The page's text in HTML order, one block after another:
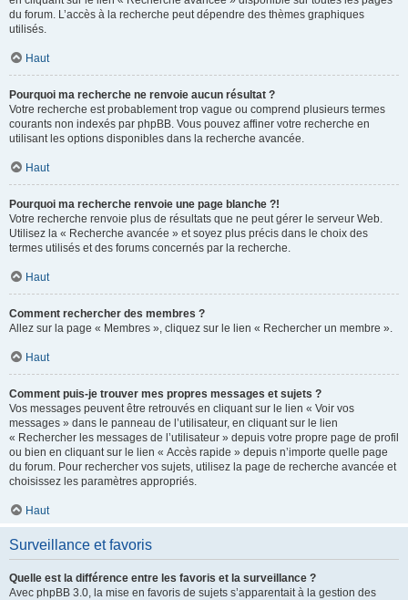
du forum. L’accès à la recherche peut dépendre des thèmes graphiques
utilisés.
Haut
Pourquoi ma recherche ne renvoie aucun résultat ?
Votre recherche est probablement trop vague ou comprend plusieurs termes
courants non indexés par phpBB. Vous pouvez affiner votre recherche en
utilisant les options disponibles dans la recherche avancée.
Haut
Pourquoi ma recherche renvoie une page blanche ?!
Votre recherche renvoie plus de résultats que ne peut gérer le serveur Web.
Utilisez la « Recherche avancée » et soyez plus précis dans le choix des
termes utilisés et des forums concernés par la recherche.
Haut
Comment rechercher des membres ?
Allez sur la page « Membres », cliquez sur le lien « Rechercher un membre ».
Haut
Comment puis-je trouver mes propres messages et sujets ?
Vos messages peuvent être retrouvés en cliquant sur le lien « Voir vos
messages » dans le panneau de l’utilisateur, en cliquant sur le lien
« Rechercher les messages de l’utilisateur » depuis votre propre page de profil
ou bien en cliquant sur le lien « Accès rapide » depuis n’importe quelle page
du forum. Pour rechercher vos sujets, utilisez la page de recherche avancée et
choisissez les paramètres appropriés.
Haut
Surveillance et favoris
Quelle est la différence entre les favoris et la surveillance ?
Avec phpBB 3.0, la mise en favoris de sujets s’apparentait à la gestion des